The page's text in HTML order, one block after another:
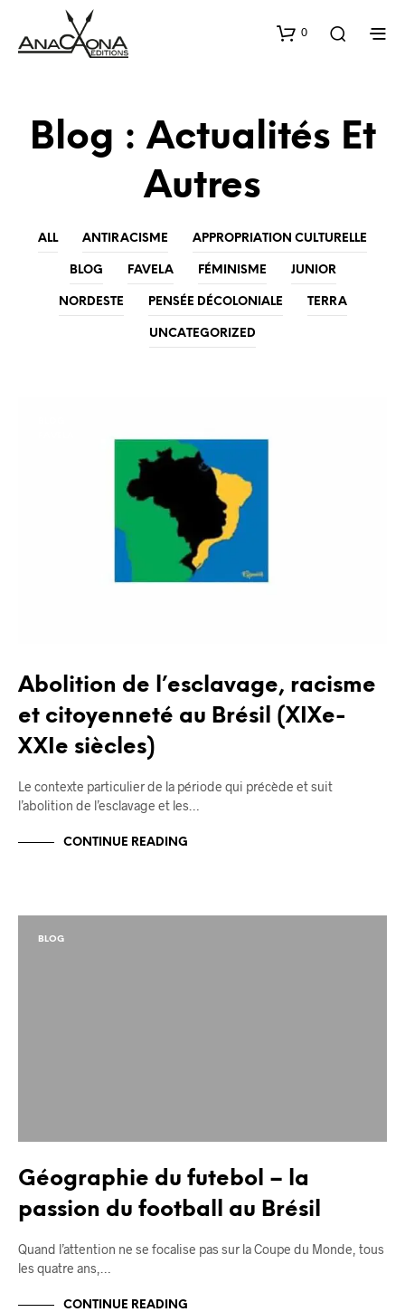
0
Blog : Actualités Et
Autres
ALL ANTIRACISME APPROPRIATION CULTURELLE
BLOG FAVELA FÉMINISME JUNIOR
NORDESTE PENSÉE DÉCOLONIALE TERRA
UNCATEGORIZED
Abolition de l’esclavage, racisme
et citoyenneté au Brésil (XIXe-
XXIe siècles)
Le contexte particulier de la période qui précède et suit
l’abolition de l’esclavage et les…
CONTINUE READING
BLOG
Géographie du futebol – la
passion du football au Brésil
Quand l’attention ne se focalise pas sur la Coupe du Monde, tous
les quatre ans,…
CONTINUE READING